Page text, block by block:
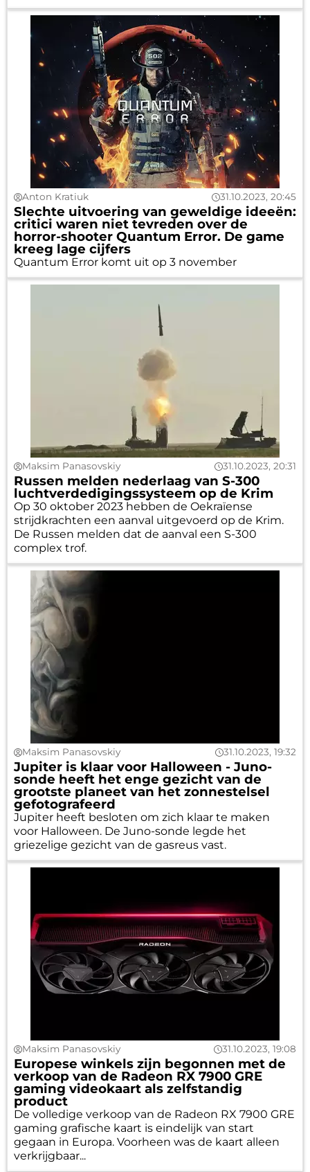
Anton Kratiuk 31.10.2023, 20:45
Slechte uitvoering van geweldige ideeën:
critici waren niet tevreden over de
horror-shooter Quantum Error. De game
kreeg lage cijfers
Quantum Error komt uit op 3 november
Maksim Panasovskiy 31.10.2023, 20:31
Russen melden nederlaag van S-300
luchtverdedigingssysteem op de Krim
Op 30 oktober 2023 hebben de Oekraïense
strijdkrachten een aanval uitgevoerd op de Krim.
De Russen melden dat de aanval een S-300
complex trof.
Maksim Panasovskiy 31.10.2023, 19:32
Jupiter is klaar voor Halloween - Juno-
sonde heeft het enge gezicht van de
grootste planeet van het zonnestelsel
gefotografeerd
Jupiter heeft besloten om zich klaar te maken
voor Halloween. De Juno-sonde legde het
griezelige gezicht van de gasreus vast.
Maksim Panasovskiy 31.10.2023, 19:08
Europese winkels zijn begonnen met de
verkoop van de Radeon RX 7900 GRE
gaming videokaart als zelfstandig
product
De volledige verkoop van de Radeon RX 7900 GRE
gaming grafische kaart is eindelijk van start
gegaan in Europa. Voorheen was de kaart alleen
verkrijgbaar...